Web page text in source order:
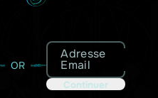
OR
Adresse
Email
Continuer